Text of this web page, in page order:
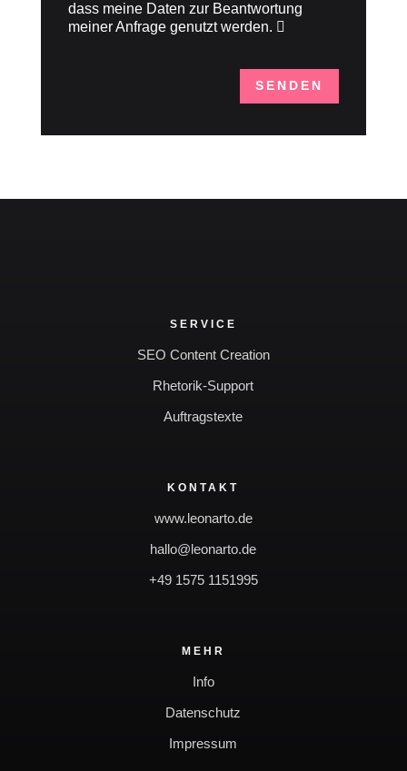
dass meine Daten zur Beantwortung
meiner Anfrage genutzt werden.
SENDEN
SERVICE
SEO Content Creation
Rhetorik-Support
Auftragstexte
KONTAKT
www.leonarto.de
hallo@leonarto.de
+49 1575 1151995
MEHR
Info
Datenschutz
Impressum